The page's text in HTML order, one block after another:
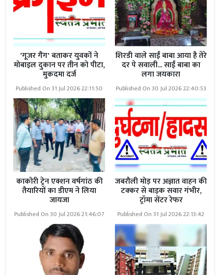
'गूजर गैंग' बताकर युवकों ने
मोबाइल दुकान पर तीन को पीटा,
मुकदमा दर्ज
Published On 31 Jul 2026 22:11:50
शिरडी वाले साईं बाबा आया है तेरे
दर पे सवाली... साईं बाबा का
लगा जयकारा
Published On 30 Jul 2026 22:40:53
काकोरी ट्रेन एक्शन वर्षगांठ की
तैयारियों का डीएम ने लिया
जायजा
Published On 30 Jul 2026 21:46:07
जबरौली मोड़ पर अज्ञात वाहन की
टक्कर से बाइक सवार गंभीर,
ट्रॉमा सेंटर रेफर
Published On 31 Jul 2026 22:13:42